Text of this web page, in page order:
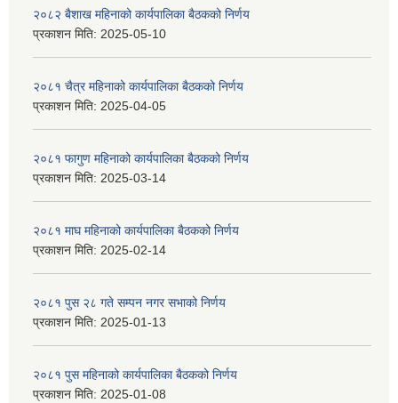
२०८२ बैशाख महिनाको कार्यपालिका बैठकको निर्णय
प्रकाशन मिति: 2025-05-10
२०८१ चैत्र महिनाको कार्यपालिका बैठकको निर्णय
प्रकाशन मिति: 2025-04-05
२०८१ फागुण महिनाको कार्यपालिका बैठकको निर्णय
प्रकाशन मिति: 2025-03-14
२०८१ माघ महिनाको कार्यपालिका बैठकको निर्णय
प्रकाशन मिति: 2025-02-14
२०८१ पुस २८ गते सम्प‍न नगर सभाको निर्णय
प्रकाशन मिति: 2025-01-13
२०८१ पुस महिनाको कार्यपालिका बैठकको निर्णय
प्रकाशन मिति: 2025-01-08